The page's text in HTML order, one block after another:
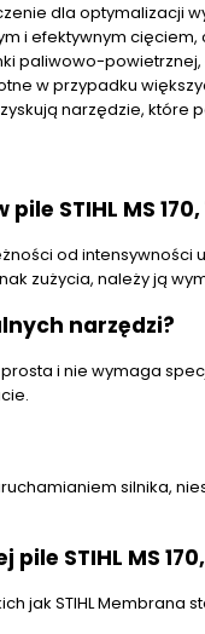
dla optymalizacji
i efektywnym
powietrznej,
w przypadku
narzędzie, które
STIHL MS 170,
od intensywności
zużycia, należy ją
narzędzi?
prosta i nie wymaga
silnika,
STIHL MS 170,
jak STIHL Membrana